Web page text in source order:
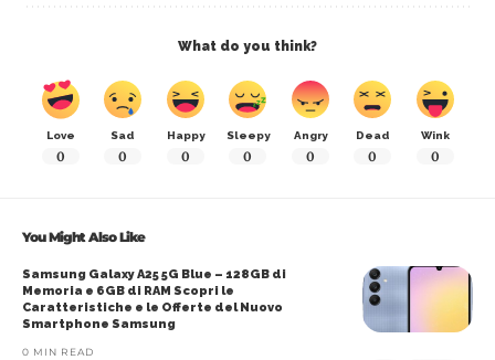
What do you think?
Love
0
Sad
0
Happy
0
Sleepy
0
Angry
0
Dead
0
Wink
0
You Might Also Like
Samsung Galaxy A25 5G Blue – 128GB di
Memoria e 6GB di RAM Scopri le
Caratteristiche e le Offerte del Nuovo
Smartphone Samsung
0 MIN READ